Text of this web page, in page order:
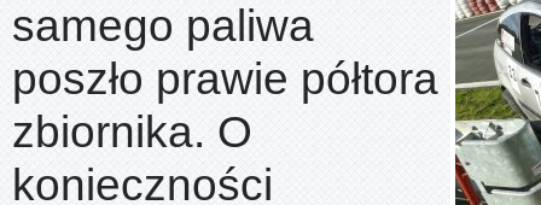
samego paliwa
poszło prawie półtora
zbiornika. O
konieczności